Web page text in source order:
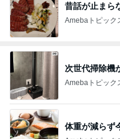
昔話が止まら
Amebaトピック
次世代掃除機
Amebaトピック
体重が減らず